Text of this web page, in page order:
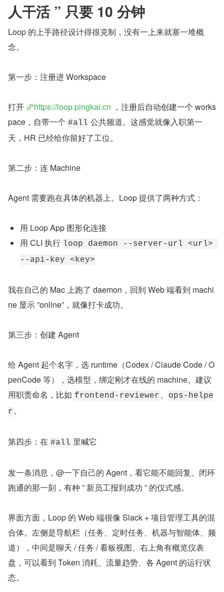
人干活 ” 只要 10 分钟
Loop 的上手路径设计得很克制，没有一上来就塞一堆概
念。
第一步：注册进 Workspace
打开 https://loop.pingkai.cn ，注册后自动创建一个 works
pace，自带一个 #all 公共频道。这感觉就像入职第一
天，HR 已经给你留好了工位。
第二步：连 Machine
Agent 需要跑在具体的机器上。Loop 提供了两种方式：
用 Loop App 图形化连接
用 CLI 执行 loop daemon --server-url <url>
--api-key <key>
我在自己的 Mac 上跑了 daemon，回到 Web 端看到 machi
ne 显示 ”online”，就像打卡成功。
第三步：创建 Agent
给 Agent 起个名字，选 runtime（Codex / Claude Code / O
penCode 等），选模型，绑定刚才在线的 machine。建议
用职责命名，比如 frontend-reviewer 、
ops-helpe
r。
第四步：在 #all 里喊它
发一条消息，@一下自己的 Agent，看它能不能回复。闭环
跑通的那一刻，有种 ” 新员工报到成功 ” 的仪式感。
界面方面，Loop 的 Web 端很像 Slack + 项目管理工具的混
合体。左侧是导航栏（任务、定时任务、机器与智能体、频
道），中间是聊天 / 任务 / 看板视图。右上角有概览仪表
盘，可以看到 Token 消耗、流量趋势、各 Agent 的运行状
态。